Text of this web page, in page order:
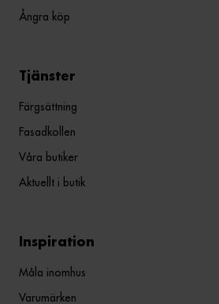
Ångra köp
Tjänster
Färgsättning
Fasadkollen
Våra butiker
Aktuellt i butik
Inspiration
Måla inomhus
Varumärken